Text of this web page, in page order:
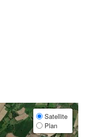
Satellite
Plan